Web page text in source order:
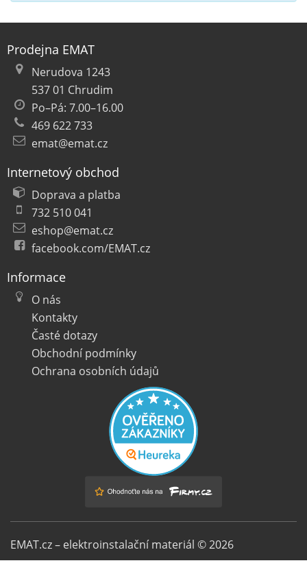
Prodejna EMAT
Nerudova 1243
537 01 Chrudim
Po–Pá: 7.00–16.00
469 622 733
emat@emat.cz
Internetový obchod
Doprava a platba
732 510 041
eshop@emat.cz
facebook.com/EMAT.cz
Informace
O nás
Kontakty
Časté dotazy
Obchodní podmínky
Ochrana osobních údajů
EMAT.cz – elektroinstalační materiál © 2026